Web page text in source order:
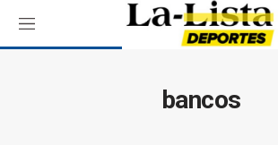
M
e
bancos